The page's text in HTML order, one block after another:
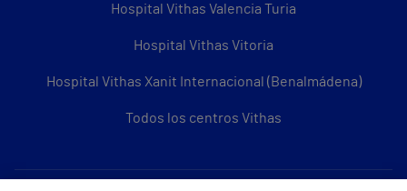
Hospital Vithas Valencia Turia
Hospital Vithas Vitoria
Hospital Vithas Xanit Internacional (Benalmádena)
Todos los centros Vithas